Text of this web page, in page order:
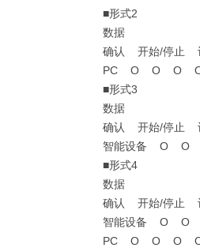
■形式2
数据
确认 开始/停止
PC Ο Ο Ο
■形式3
数据
确认 开始/停止
智能设备 Ο
■形式4
数据
确认 开始/停止
智能设备 Ο
PC Ο Ο Ο